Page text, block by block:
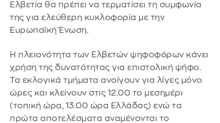
Ελβετία θα πρέπει να τερματίσει τη συμφωνία
της για ελεύθερη κυκλοφορία με την
Ευρωπαϊκή Ένωση.
Η πλειονότητα των Ελβετών ψηφοφόρων κάνει
χρήση της δυνατότητας για επιστολική ψήφο.
Τα εκλογικά τμήματα ανοίγουν για λίγες μόνο
ώρες και κλείνουν στις 12.00 το μεσημέρι
(τοπική ώρα, 13.00 ώρα Ελλάδας) ενώ τα
πρώτα αποτελέσματα αναμένονται το